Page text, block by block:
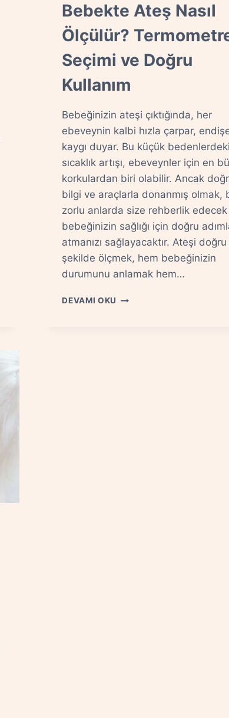
Bebekte Ateş Nasıl
Ölçülür?
Seçimi ve Doğru
Kullanım
Bebeğinizin ateşi çıktığında, her
ebeveynin kalbi hızla çarpar,
kaygı duyar. Bu küçük bedenlerdeki
sıcaklık artışı, ebeveynler için en
korkulardan biri olabilir. Ancak
bilgi ve araçlarla donanmış olmak,
zorlu anlarda size rehberlik edecek
bebeğinizin sağlığı için doğru
atmanızı sağlayacaktır. Ateşi
şekilde ölçmek, hem bebeğinizin
durumunu anlamak hem…
DEVAMI OKU BEBEKTE